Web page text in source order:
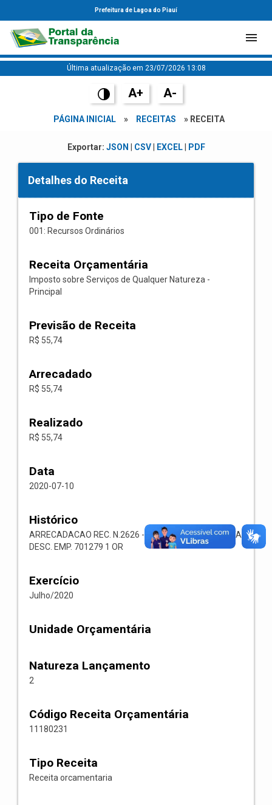
Prefeitura de Lagoa do Piauí
Última atualização em 23/07/2026 13:08
A+ A-
PÁGINA INICIAL » RECEITAS » RECEITA
Exportar: JSON CSV| EXCEL| PDF
Detalhes do Receita
Tipo de Fonte
001: Recursos Ordinários
Receita Orçamentária
Imposto sobre Serviços de Qualquer Natureza -
Principal
Previsão de Receita
R$ 55,74
Arrecadado
R$ 55,74
Realizado
R$ 55,74
Data
2020-07-10
Histórico
ARRECADACAO REC. N.2626 -- 1118.02.3.1.00-RECEITA
DESC. EMP. 701279 1 OR
Exercício
Julho/2020
Unidade Orçamentária
Natureza Lançamento
2
Código Receita Orçamentária
11180231
Tipo Receita
Receita orcamentaria